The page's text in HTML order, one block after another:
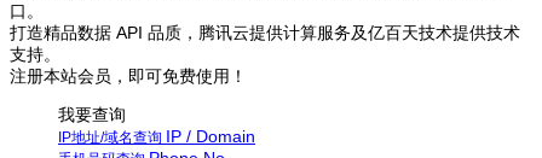
口。
打造精品数据 API 品质，腾讯云提供计算服务及亿百天技术提供技术
支持。
注册本站会员，即可免费使用！
我要查询
IP地址/域名查询 IP / Domain